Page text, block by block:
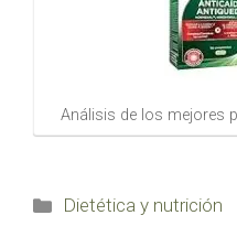
Análisis de los mejores
Categorías
Dietética y nutrición